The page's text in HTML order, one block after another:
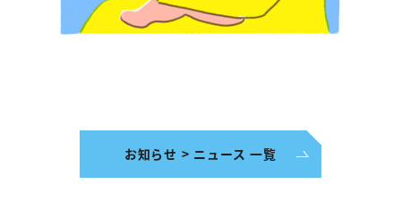
お知らせ > ニュース 一覧